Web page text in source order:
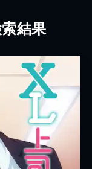
結果